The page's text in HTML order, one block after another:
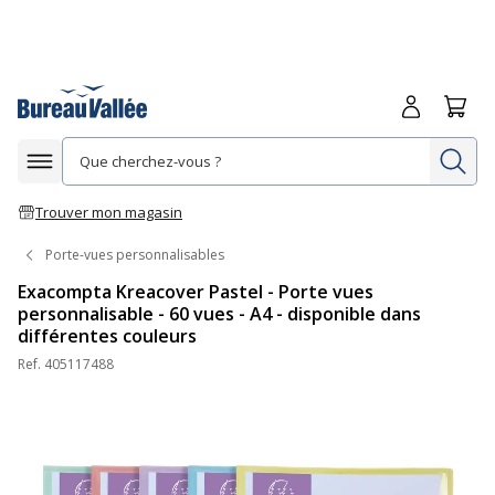
Afficher la navigation
Trouver mon magasin
Me
Porte-vues personnalisables
Exacompta Kreacover Pastel - Porte vues
personnalisable - 60 vues - A4 - disponible dans
différentes couleurs
Ref. 405117488